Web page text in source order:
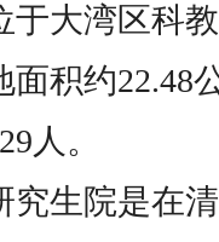
于大湾区科
积约22.48
人。
究生院是在